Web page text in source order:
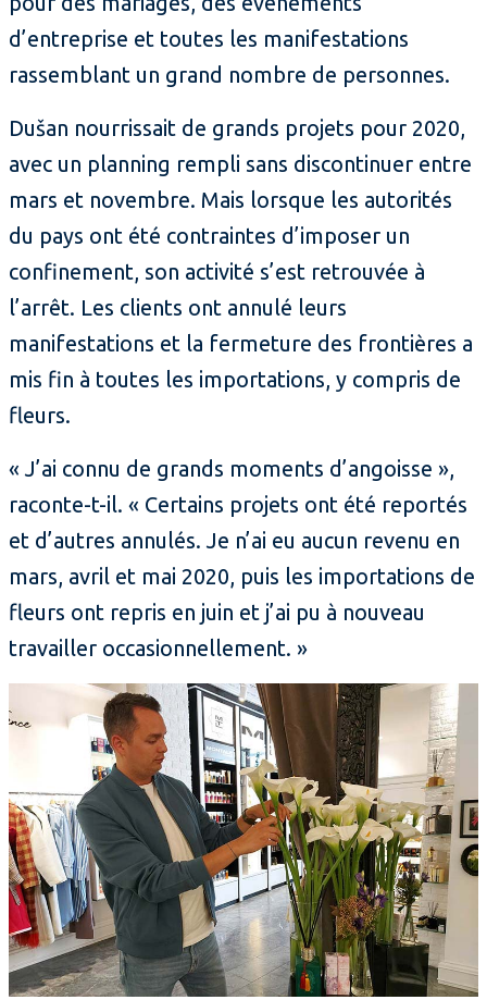
d’entreprise et toutes les manifestations
rassemblant un grand nombre de personnes.
Dušan nourrissait de grands projets pour 2020,
avec un planning rempli sans discontinuer entre
mars et novembre. Mais lorsque les autorités
du pays ont été contraintes d’imposer un
confinement, son activité s’est retrouvée à
l’arrêt. Les clients ont annulé leurs
manifestations et la fermeture des frontières a
mis fin à toutes les importations, y compris de
fleurs.
« J’ai connu de grands moments d’angoisse »,
raconte-t-il. « Certains projets ont été reportés
et d’autres annulés. Je n’ai eu aucun revenu en
mars, avril et mai 2020, puis les importations de
fleurs ont repris en juin et j’ai pu à nouveau
travailler occasionnellement. »